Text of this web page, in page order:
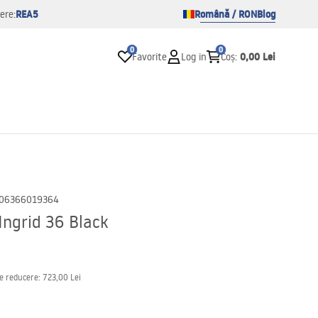
REA5 Română / RONBlog
0
Favorite Log in
0
Coș: 0,00 Lei
36 Black
reducere: 723,00 Lei